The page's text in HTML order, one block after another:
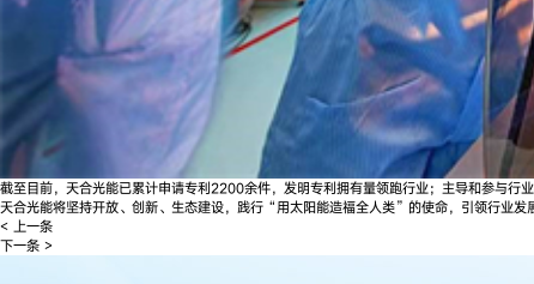
截至目前，天合光能已累计申请专利2200余件，发明专利拥有量领跑行业；主导和参与
天合光能将坚持开放、创新、生态建设，践行“用太阳能造福全人类”的使命，引领行业发
< 上一条
下一条 >